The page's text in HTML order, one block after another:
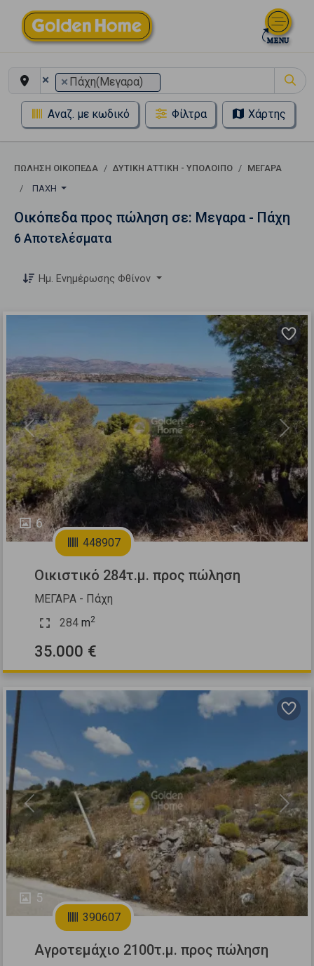
× × Πάχη(Μεγαρα)
Αναζ. με κωδικό Φίλτρα Χάρτης
ΠΏΛΗΣΗ ΟΙΚΌΠΕΔΑ ΔΥΤΙΚΗ ΑΤΤΙΚΗ - ΥΠΟΛΟΙΠΟ
ΜΕΓΑΡΑ
ΠΆΧΗ
Οικόπεδα προς πώληση σε: Μεγαρα - Πάχη
6 Αποτελέσματα
Ημ. Ενημέρωσης Φθίνον
6
Previous Next
448907
Οικιστικό 284τ.μ. προς πώληση
ΜΕΓΑΡΑ - Πάχη
284 m2
35.000 €
5
Previous Next
390607
Αγροτεμάχιο 2100τ.μ. προς πώληση